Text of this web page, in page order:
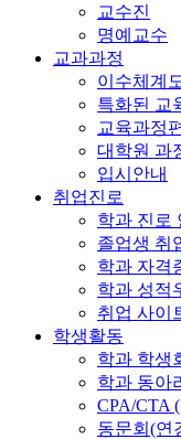
교수진
명예교수
교과과정
이수체계
특화된 교
교육과정
대학원 과
입시안내
취업진로
학과 진로
졸업생 취
학과 자격
학과 성적
취업 사이
학생활동
학과 학생
학과 동아
CPA/CTA
동문회(연